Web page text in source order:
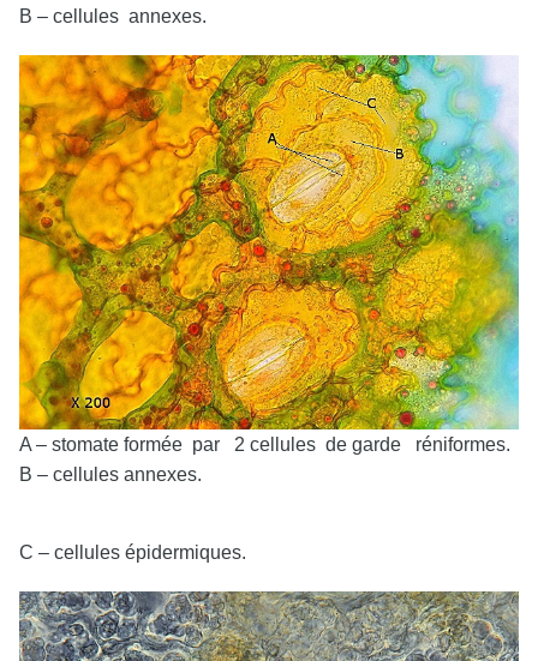
B – cellules annexes.
A – stomate formée par 2 cellules de garde réniformes.
B – cellules annexes.
C – cellules épidermiques.